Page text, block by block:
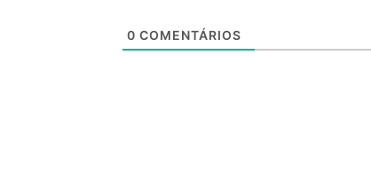
0 COMENTÁRIOS